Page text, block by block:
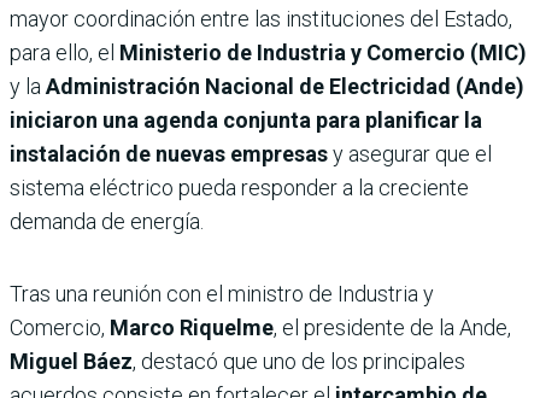
mayor coordinación entre las instituciones del Estado,
para ello, el Ministerio de Industria y Comercio (MIC)
y la Administración Nacional de Electricidad (Ande)
iniciaron una agenda conjunta para planificar la
instalación de nuevas empresasy asegurar que el
sistema eléctrico pueda responder a la creciente
demanda de energía.
Tras una reunión con el ministro de Industria y
Comercio, Marco Riquelme, el presidente de la Ande,
Miguel Báez, destacó que uno de los principales